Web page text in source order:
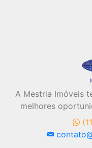
A Mestria Imóveis
melhores